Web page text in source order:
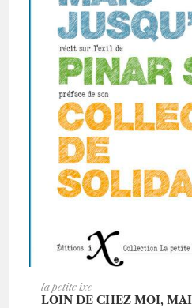
la petite ixe
LOIN DE CHEZ MOI,